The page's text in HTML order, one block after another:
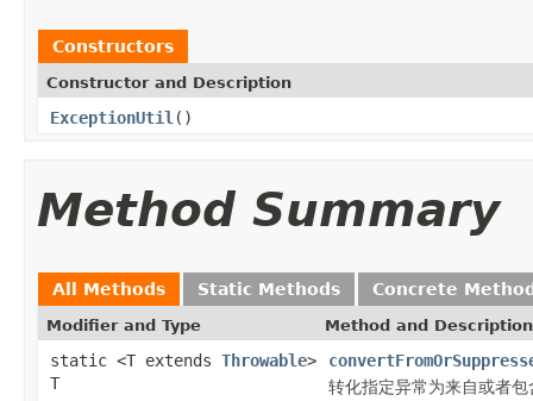
Constructors
Constructor and Description
ExceptionUtil ()
Method Summary
All Methods Static Methods Concrete
Modifier and Type Method and Description
static <T extends Throwable>
T
转化指定异常为来自或者包